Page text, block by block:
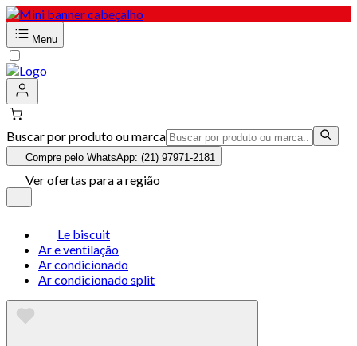
Menu
Buscar por produto ou marca
Compre pelo WhatsApp: (21) 97971-2181
Ver ofertas para a região
Le biscuit
Ar e ventilação
Ar condicionado
Ar condicionado split